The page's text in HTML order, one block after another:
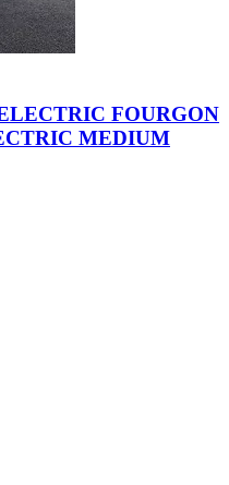
FOURGON
MEDIUM